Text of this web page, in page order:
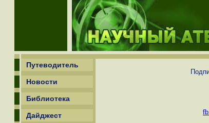
Путеводитель
Новости
Библиотека
Дайджест